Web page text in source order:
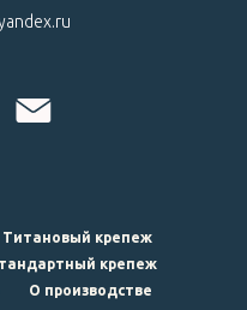
Титановый крепеж
крепеж
О производстве